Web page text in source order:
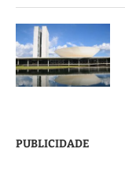
PUBLICIDADE